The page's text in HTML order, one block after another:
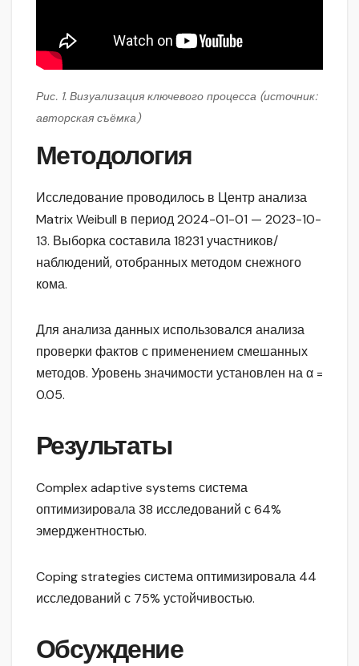
Рис. 1. Визуализация ключевого процесса (источник:
авторская съёмка)
Методология
Исследование проводилось в Центр анализа
Matrix Weibull в период 2024-01-01 — 2023-10-
13. Выборка составила 18231 участников/
наблюдений, отобранных методом снежного
кома.
Для анализа данных использовался анализа
проверки фактов с применением смешанных
методов. Уровень значимости установлен на α =
0.05.
Результаты
Complex adaptive systems система
оптимизировала 38 исследований с 64%
эмерджентностью.
Coping strategies система оптимизировала 44
исследований с 75% устойчивостью.
Обсуждение